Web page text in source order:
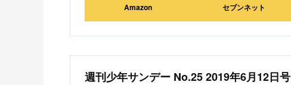
Amazon セブンネット
週刊少年サンデー No.25 2019年6月12日号